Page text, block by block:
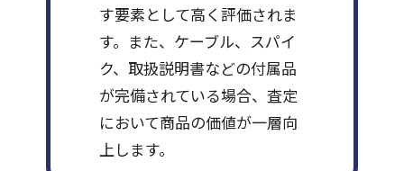
す要素として高く評価されま
す。また、ケーブル、スパイ
ク、取扱説明書などの付属品
が完備されている場合、査定
において商品の価値が一層向
上します。